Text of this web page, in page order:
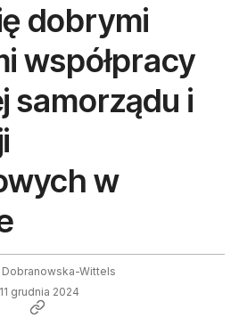
dobrymi
współpracy
samorządu i
w
Dobranowska-Wittels
11 grudnia 2024